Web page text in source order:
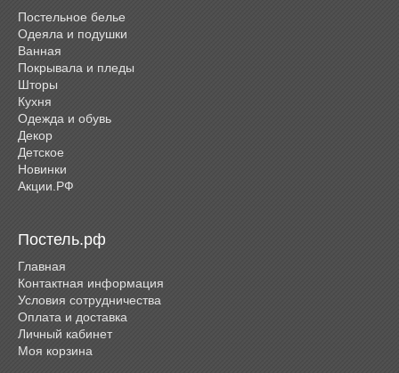
Постельное белье
Одеяла и подушки
Ванная
Покрывала и пледы
Шторы
Кухня
Одежда и обувь
Декор
Детское
Новинки
Акции.РФ
Постель.рф
Главная
Контактная информация
Условия сотрудничества
Оплата и доставка
Личный кабинет
Моя корзина